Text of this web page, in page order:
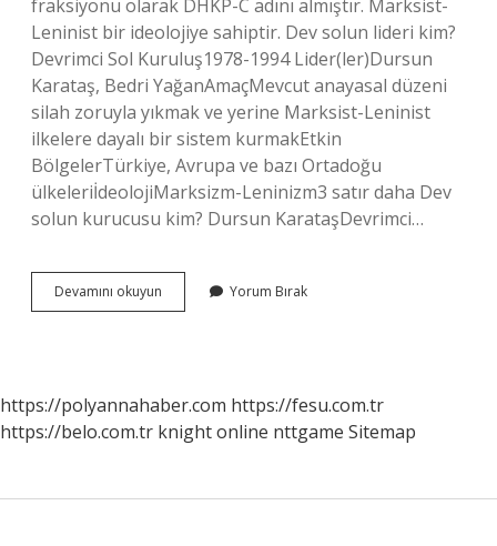
fraksiyonu olarak DHKP-C adını almıştır. Marksist-
Leninist bir ideolojiye sahiptir. Dev solun lideri kim?
Devrimci Sol Kuruluş1978-1994 Lider(ler)Dursun
Karataş, Bedri YağanAmaçMevcut anayasal düzeni
silah zoruyla yıkmak ve yerine Marksist-Leninist
ilkelere dayalı bir sistem kurmakEtkin
BölgelerTürkiye, Avrupa ve bazı Ortadoğu
ülkeleriİdeolojiMarksizm-Leninizm3 satır daha Dev
solun kurucusu kim? Dursun KarataşDevrimci…
Devamını okuyun
Sol
Yorum Bırak
https://polyannahaber.com https://fesu.com.tr
https://belo.com.tr knight online nttgame Sitemap